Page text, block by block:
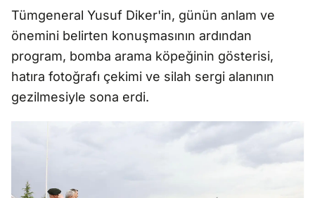
Tümgeneral Yusuf Diker'in, günün anlam ve
önemini belirten konuşmasının ardından
program, bomba arama köpeğinin gösterisi,
hatıra fotoğrafı çekimi ve silah sergi alanının
gezilmesiyle sona erdi.